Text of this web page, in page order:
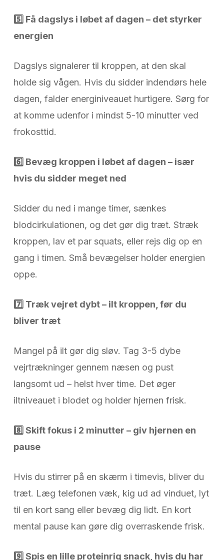
5️ Få dagslys i løbet af dagen – det styrker
energien
Dagslys signalerer til kroppen, at den skal
holde sig vågen. Hvis du sidder indendørs hele
dagen, falder energiniveauet hurtigere. Sørg for
at komme udenfor i mindst 5-10 minutter ved
frokosttid.
6️ Bevæg kroppen i løbet af dagen – især
hvis du sidder meget ned
Sidder du ned i mange timer, sænkes
blodcirkulationen, og det gør dig træt. Stræk
kroppen, lav et par squats, eller rejs dig op en
gang i timen. Små bevægelser holder energien
oppe.
7️ Træk vejret dybt – ilt kroppen, før du
bliver træt
Mangel på ilt gør dig sløv. Tag 3-5 dybe
vejrtrækninger gennem næsen og pust
langsomt ud – helst hver time. Det øger
iltniveauet i blodet og holder hjernen frisk.
8️ Skift fokus i 2 minutter – giv hjernen en
pause
Hvis du stirrer på en skærm i timevis, bliver du
træt. Læg telefonen væk, kig ud ad vinduet, lyt
til en kort sang eller bevæg dig lidt. En kort
mental pause kan gøre dig overraskende frisk.
9️ Spis en lille proteinrig snack, hvis du har